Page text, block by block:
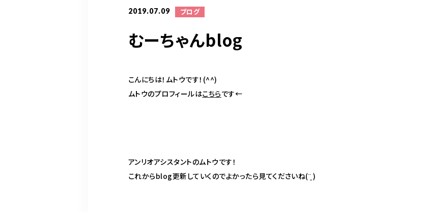
2019.07.09 ブログ
むーちゃんblog
こんにちは！ムトウです！(^^)
ムトウのプロフィールはこちらです←
アンリオアシスタントのムトウです！
これからblog更新していくのでよかったら見てくださいね(¨̮ )
098-917-5366